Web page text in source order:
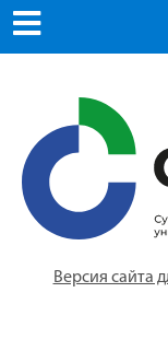
Версия сайта